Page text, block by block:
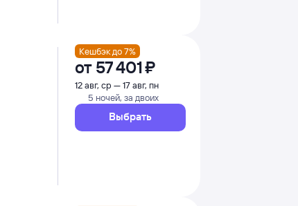
Кешбэк до 7%
от 57 ⁠401 ⁠₽
12 авг, ср — 17 авг, пн
5 ночей, за двоих
Выбрать